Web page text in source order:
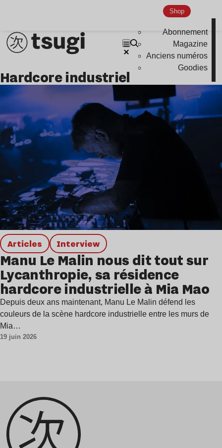
Shop
Abonnement
Magazine
Anciens numéros
Goodies
hardcore industriel
Articles interview
Manu Le Malin nous dit tout sur
Lycanthropie, sa résidence
hardcore industrielle à Mia Mao
Depuis deux ans maintenant, Manu Le Malin défend les
couleurs de la scène hardcore industrielle entre les murs de
Mia…
19 juin 2026